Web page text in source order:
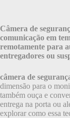
Câmera de
comunicação em
remotamente para
entregadores ou
câmera de
dimensão para o
também ouça e
entrega na porta ou
explorar como essa